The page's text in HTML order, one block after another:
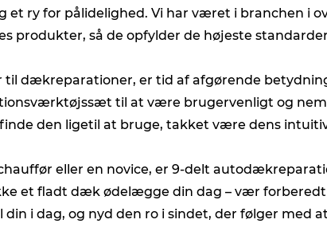
ry for pålidelighed. Vi har været i branchen i
produkter, så de opfylder de højeste
til dækreparationer, er tid af afgørende
til at være brugervenligt og
den ligetil at bruge, takket være dens
eller en novice, er 9-delt
et fladt dæk ødelægge din dag – vær
i dag, og nyd den ro i sindet, der følger med